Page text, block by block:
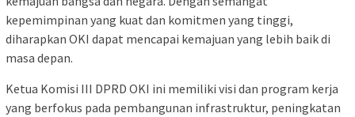
kepemimpinan yang kuat dan komitmen yang tinggi,
diharapkan OKI dapat mencapai kemajuan yang lebih baik di
masa depan.
Ketua Komisi III DPRD OKI ini memiliki visi dan program kerja
yang berfokus pada pembangunan infrastruktur, peningkatan